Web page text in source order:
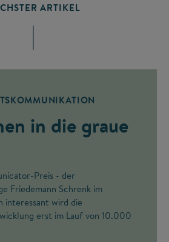
ARTIKEL
in die graue
Preis - der
Friedemann Schrenk im
interessant wird die
erst im Lauf von 10.000